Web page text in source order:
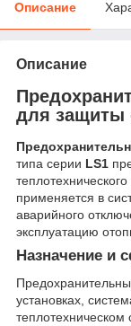
Описание
Описание
для защиты
типа серии LS1
применяется в
аварийного
эксплуатацию
Назначение и
установках,